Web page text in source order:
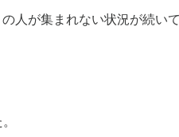
人が集まれない状況が続い